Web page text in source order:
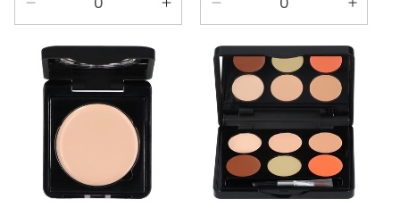
verlagen
voor
Default
Title
Aantal
verhogen
Default
verlagen
voor
Default
Title
Aantal
voor
Title